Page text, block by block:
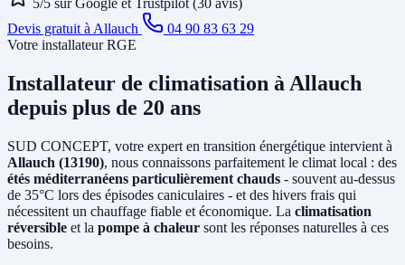
Devis gratuit à Allauch
04 90 83 63 29
Votre installateur RGE
Installateur de climatisation à Allauch
depuis plus de 20 ans
SUD CONCEPT, votre expert en transition énergétique intervient à
Allauch (13190), nous connaissons parfaitement le climat local : des
étés méditerranéens particulièrement chauds - souvent au-dessus
de 35°C lors des épisodes caniculaires - et des hivers frais qui
nécessitent un chauffage fiable et économique. La climatisation
réversible et la pompe à chaleur sont les réponses naturelles à ces
besoins.